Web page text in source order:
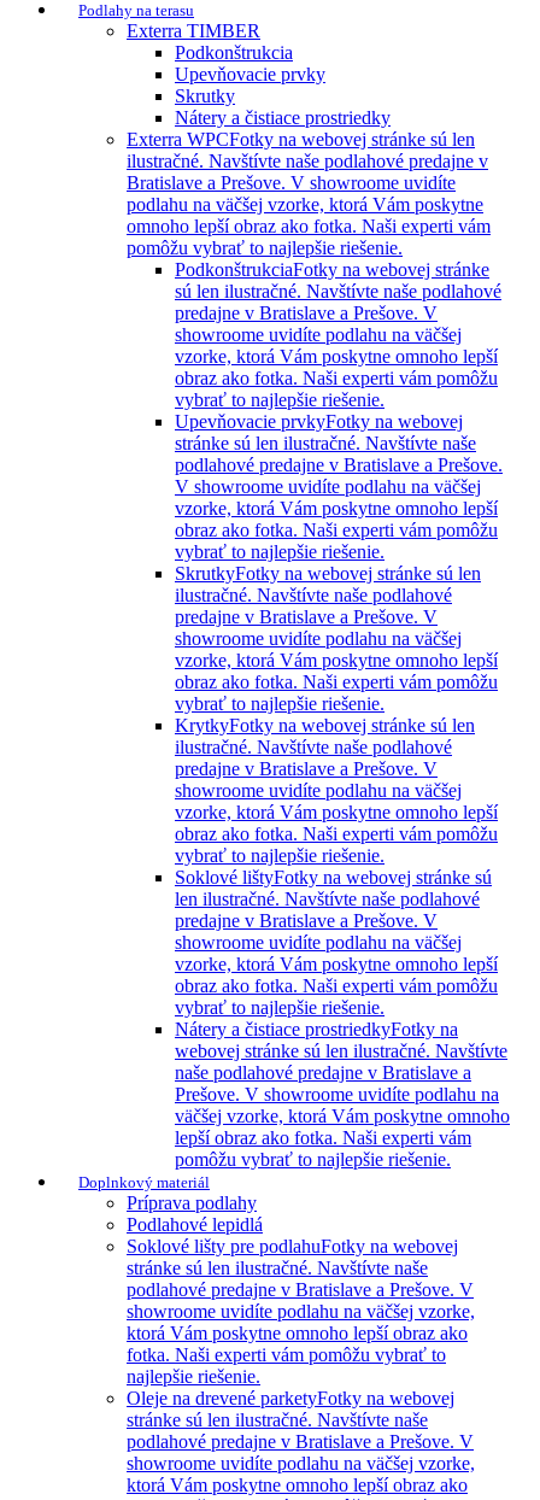
Podlahy na terasu
Exterra TIMBER
Podkonštrukcia
Upevňovacie prvky
Skrutky
Nátery a čistiace prostriedky
Exterra WPCFotky na webovej stránke sú len
ilustračné. Navštívte naše podlahové predajne v
Bratislave a Prešove. V showroome uvidíte
podlahu na väčšej vzorke, ktorá Vám poskytne
omnoho lepší obraz ako fotka. Naši experti vám
pomôžu vybrať to najlepšie riešenie.
PodkonštrukciaFotky na webovej stránke
sú len ilustračné. Navštívte naše podlahové
predajne v Bratislave a Prešove. V
showroome uvidíte podlahu na väčšej
vzorke, ktorá Vám poskytne omnoho lepší
obraz ako fotka. Naši experti vám pomôžu
vybrať to najlepšie riešenie.
Upevňovacie prvkyFotky na webovej
stránke sú len ilustračné. Navštívte naše
podlahové predajne v Bratislave a Prešove.
V showroome uvidíte podlahu na väčšej
vzorke, ktorá Vám poskytne omnoho lepší
obraz ako fotka. Naši experti vám pomôžu
vybrať to najlepšie riešenie.
SkrutkyFotky na webovej stránke sú len
ilustračné. Navštívte naše podlahové
predajne v Bratislave a Prešove. V
showroome uvidíte podlahu na väčšej
vzorke, ktorá Vám poskytne omnoho lepší
obraz ako fotka. Naši experti vám pomôžu
vybrať to najlepšie riešenie.
KrytkyFotky na webovej stránke sú len
ilustračné. Navštívte naše podlahové
predajne v Bratislave a Prešove. V
showroome uvidíte podlahu na väčšej
vzorke, ktorá Vám poskytne omnoho lepší
obraz ako fotka. Naši experti vám pomôžu
vybrať to najlepšie riešenie.
Soklové lištyFotky na webovej stránke sú
len ilustračné. Navštívte naše podlahové
predajne v Bratislave a Prešove. V
showroome uvidíte podlahu na väčšej
vzorke, ktorá Vám poskytne omnoho lepší
obraz ako fotka. Naši experti vám pomôžu
vybrať to najlepšie riešenie.
Nátery a čistiace prostriedkyFotky na
webovej stránke sú len ilustračné. Navštívte
naše podlahové predajne v Bratislave a
Prešove. V showroome uvidíte podlahu na
väčšej vzorke, ktorá Vám poskytne omnoho
lepší obraz ako fotka. Naši experti vám
pomôžu vybrať to najlepšie riešenie.
Doplnkový materiál
Príprava podlahy
Podlahové lepidlá
Soklové lišty pre podlahuFotky na webovej
stránke sú len ilustračné. Navštívte naše
podlahové predajne v Bratislave a Prešove. V
showroome uvidíte podlahu na väčšej vzorke,
ktorá Vám poskytne omnoho lepší obraz ako
fotka. Naši experti vám pomôžu vybrať to
najlepšie riešenie.
Oleje na drevené parketyFotky na webovej
stránke sú len ilustračné. Navštívte naše
podlahové predajne v Bratislave a Prešove. V
showroome uvidíte podlahu na väčšej vzorke,
ktorá Vám poskytne omnoho lepší obraz ako